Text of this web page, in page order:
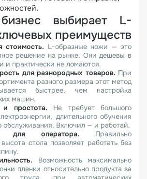
выбирает L-
преимуществ
стоимость. L-образные ножи — это
решение на рынке. Они дешевы в
и практически не ломаются.
для разнородных товаров. При
разного размера этот метод
быстрее, чем настройка
машин.
и простота. Не требует большого
длительного обучения
обслуживания. Включил — и работай.
для оператора. Правильно
стола позволяет работать без
Возможность максимально
пленки относительно продукта за